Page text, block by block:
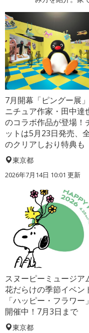
7月開幕「ピングー展
ニチュア作家・田中達
のコラボ作品が登場！
ットは5月23日発売、
のクリアしおり特典も
東京都
2026年7月14日 10:01 更新
スヌーピーミュージア
花だらけの季節イベン
「ハッピー・フラワー
開催中！7月3日まで
東京都